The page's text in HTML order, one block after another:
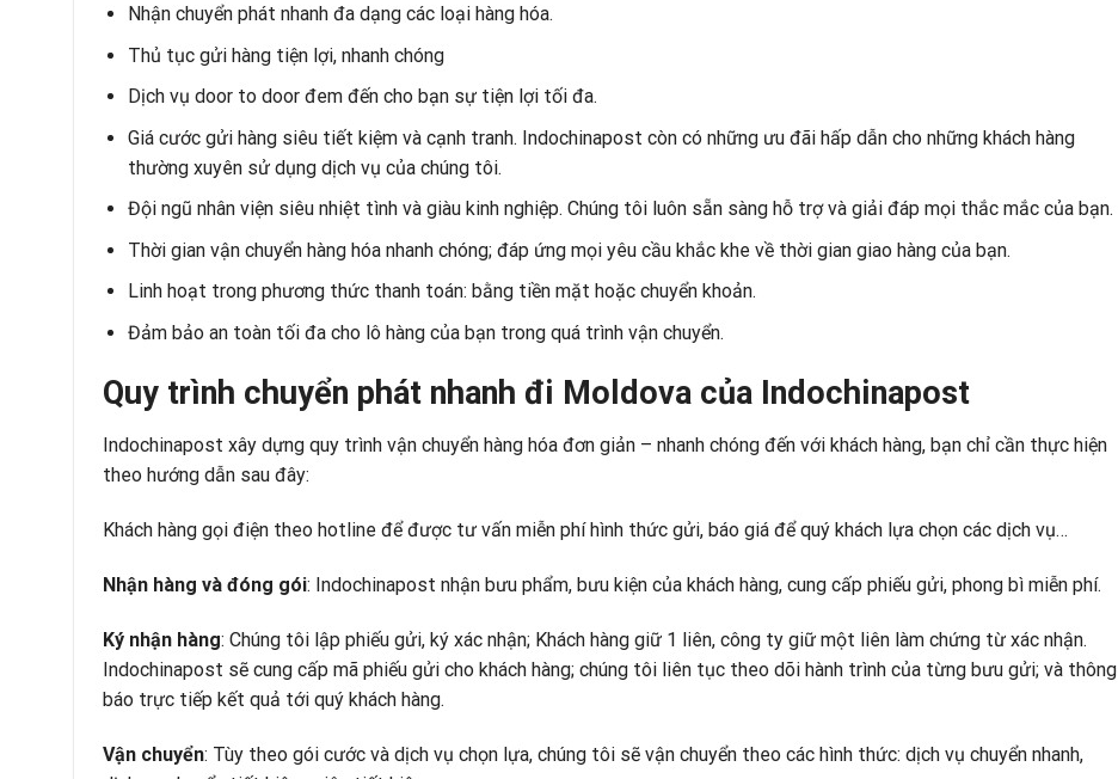
Nhận chuyển phát nhanh đa dạng các loại hàng hóa.
Thủ tục gửi hàng tiện lợi, nhanh chóng
Dịch vụ door to door đem đến cho bạn sự tiện lợi tối đa.
Giá cước gửi hàng siêu tiết kiệm và cạnh tranh. Indochinapost còn có những ưu đãi hấp dẫn cho những khách hàng
thường xuyên sử dụng dịch vụ của chúng tôi.
Đội ngũ nhân viện siêu nhiệt tình và giàu kinh nghiệp. Chúng tôi luôn sẵn sàng hỗ trợ và giải đáp mọi thắc mắc của bạn.
Thời gian vận chuyển hàng hóa nhanh chóng; đáp ứng mọi yêu cầu khắc khe về thời gian giao hàng của bạn.
Linh hoạt trong phương thức thanh toán: bằng tiền mặt hoặc chuyển khoản.
Đảm bảo an toàn tối đa cho lô hàng của bạn trong quá trình vận chuyển.
Quy trình chuyển phát nhanh đi Moldova của Indochinapost
Indochinapost xây dựng quy trình vận chuyển hàng hóa đơn giản – nhanh chóng đến với khách hàng, bạn chỉ cần thực hiện
theo hướng dẫn sau đây:
Khách hàng gọi điện theo hotline để được tư vấn miễn phí hình thức gửi, báo giá để quý khách lựa chọn các dịch vụ…
Nhận hàng và đóng gói: Indochinapost nhận bưu phẩm, bưu kiện của khách hàng, cung cấp phiếu gửi, phong bì miễn phí.
Ký nhận hàng: Chúng tôi lập phiếu gửi, ký xác nhận; Khách hàng giữ 1 liên, công ty giữ một liên làm chứng từ xác nhận.
Indochinapost sẽ cung cấp mã phiếu gửi cho khách hàng; chúng tôi liên tục theo dõi hành trình của từng bưu gửi; và thông
báo trực tiếp kết quả tới quý khách hàng.
Vận chuyển: Tùy theo gói cước và dịch vụ chọn lựa, chúng tôi sẽ vận chuyển theo các hình thức: dịch vụ chuyển nhanh,